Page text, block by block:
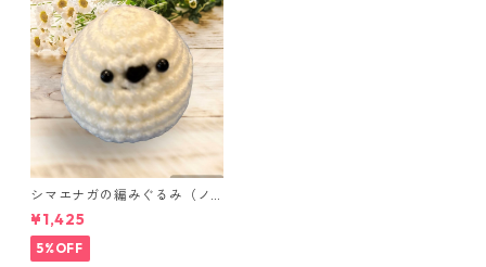
シマエナガの編みぐるみ（ノ
ーマル）
¥1,425
5%OFF